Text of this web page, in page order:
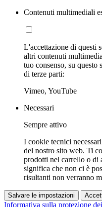
Contenuti multimediali
L'accettazione di questi
altri contenuti
tuo consenso, su
di terze parti:
Vimeo, YouTube
Necessari
Sempre attivo
I cookie tecnici
del nostro sito web. Ti
prodotti nel carrello o di
significa che non ci è
risultanti non verranno
Salvare le impostazioni
Informativa sulla protezione